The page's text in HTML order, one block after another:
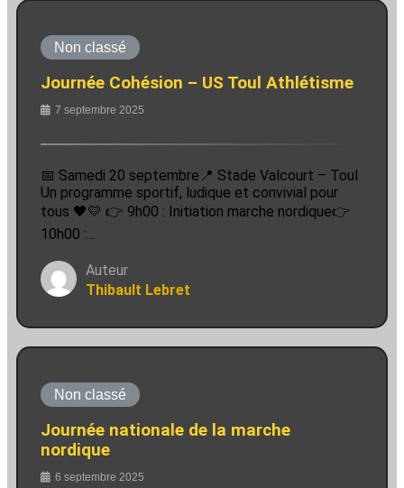
Non classé
Journée Cohésion – US Toul Athlétisme
7 septembre 2025
📅 Samedi 20 septembre📍 Stade Valcourt – Toul
Un programme sportif, ludique et convivial pour
tous 🖤💛 👉 9h00 : Initiation marche nordique👉
10h00 :…
Auteur
Thibault Lebret
Non classé
Journée nationale de la marche
nordique
6 septembre 2025